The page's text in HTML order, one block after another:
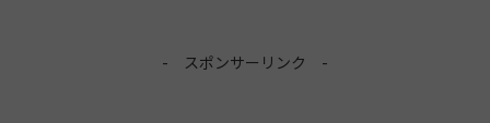
- スポンサーリンク -